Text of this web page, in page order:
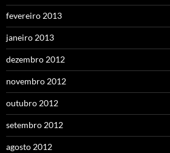
fevereiro 2013
janeiro 2013
dezembro 2012
novembro 2012
outubro 2012
setembro 2012
agosto 2012